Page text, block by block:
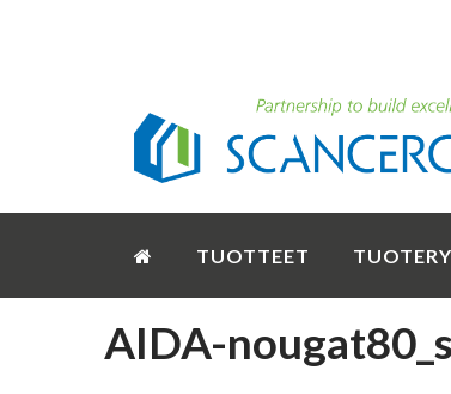
TUOTTEET
AIDA-